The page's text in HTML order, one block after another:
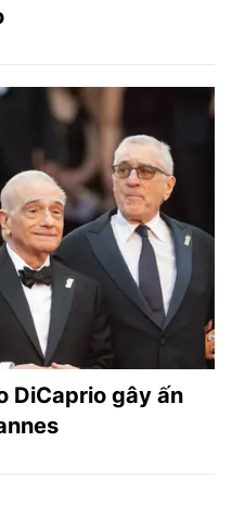
DiCaprio gây ấn